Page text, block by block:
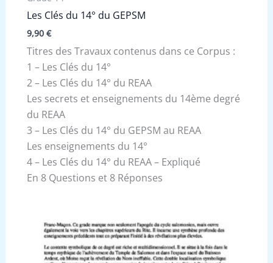
Les Clés du 14° du GEPSM
9,90 €
Titres des Travaux contenus dans ce Corpus :
1 – Les Clés du 14°
2 – Les Clés du 14° du REAA
Les secrets et enseignements du 14ème degré
du REAA
3 – Les Clés du 14° du GEPSM au REAA
Les enseignements du 14°
4 – Les Clés du 14° du REAA – Expliqué
En 8 Questions et 8 Réponses